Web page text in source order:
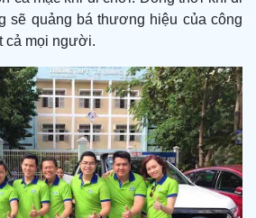
sẽ quảng bá thương hiệu của công
cả mọi người.